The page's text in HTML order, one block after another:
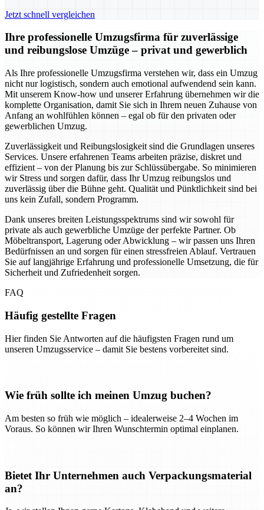
Jetzt schnell vergleichen
Ihre professionelle Umzugsfirma für zuverlässige
und reibungslose Umzüge – privat und gewerblich
Als Ihre professionelle Umzugsfirma verstehen wir, dass ein Umzug
nicht nur logistisch, sondern auch emotional aufwendend sein kann.
Mit unserem Know-how und unserer Erfahrung übernehmen wir die
komplette Organisation, damit Sie sich in Ihrem neuen Zuhause von
Anfang an wohlfühlen können – egal ob für den privaten oder
gewerblichen Umzug.
Zuverlässigkeit und Reibungslosigkeit sind die Grundlagen unseres
Services. Unsere erfahrenen Teams arbeiten präzise, diskret und
effizient – von der Planung bis zur Schlüssübergabe. So minimieren
wir Stress und sorgen dafür, dass Ihr Umzug reibungslos und
zuverlässig über die Bühne geht. Qualität und Pünktlichkeit sind bei
uns kein Zufall, sondern Programm.
Dank unseres breiten Leistungsspektrums sind wir sowohl für
private als auch gewerbliche Umzüge der perfekte Partner. Ob
Möbeltransport, Lagerung oder Abwicklung – wir passen uns Ihren
Bedürfnissen an und sorgen für einen stressfreien Ablauf. Vertrauen
Sie auf langjährige Erfahrung und professionelle Umsetzung, die für
Sicherheit und Zufriedenheit sorgen.
FAQ
Häufig gestellte Fragen
Hier finden Sie Antworten auf die häufigsten Fragen rund um
unseren Umzugsservice – damit Sie bestens vorbereitet sind.
Wie früh sollte ich meinen Umzug buchen?
Am besten so früh wie möglich – idealerweise 2–4 Wochen im
Voraus. So können wir Ihren Wunschtermin optimal einplanen.
Bietet Ihr Unternehmen auch Verpackungsmaterial
an?